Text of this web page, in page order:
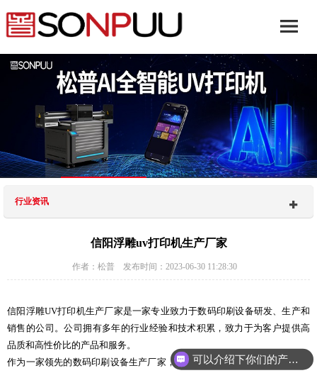
行业资讯
信阳浮雕uv打印机生产厂家
作者：松普 发布时间：2023-06-30 11:28:30
信阳浮雕UV打印机生产厂家是一家专业致力于数码印刷设备研发、生产和
销售的公司。公司拥有多年的行业经验和技术积累，致力于为客户提供高
品质和高性价比的产品和服务。
作为一家领先的数码印刷设备生产厂家，信阳浮雕UV打印机生产厂家在数
可以介绍下你们的产品么